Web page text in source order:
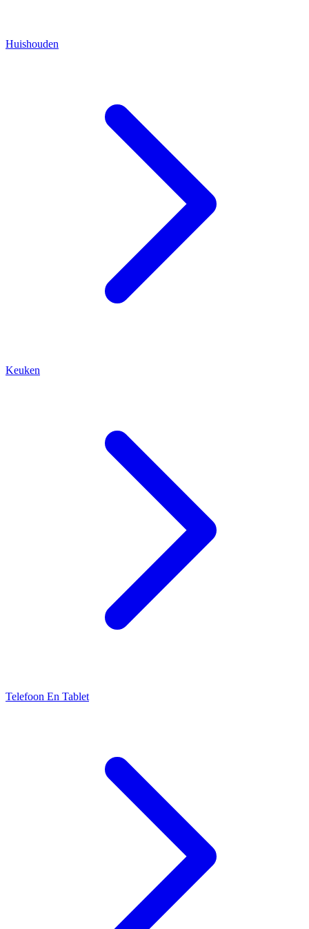
Huishouden
Keuken
Telefoon En Tablet